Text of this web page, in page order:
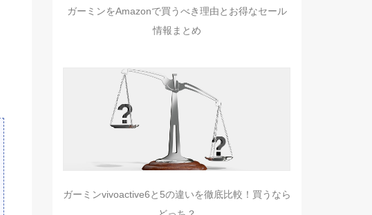
ガーミンをAmazonで買うべき理由とお得なセール
情報まとめ
ガーミンvivoactive6と5の違いを徹底比較！買うなら